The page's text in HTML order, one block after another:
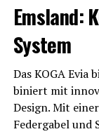
Ems­land:
System
Das KOGA
bi­niert mit
Design. Mit
Feder­ga­bel